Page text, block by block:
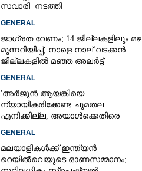
സവാരി നടത്തി
GENERAL
ജാഗ്രത വേണം; 14 ജില്ലകളിലും മഴ
മുന്നറിയിപ്പ്, നാളെ നാല് വടക്കൻ
ജില്ലകളിൽ മഞ്ഞ അലർട്ട്
GENERAL
'അർജുൻ ആയങ്കിയെ
ന്യായീകരിക്കേണ്ട ചുമതല
എനിക്കില്ല, അയാൾക്കെതിരെ
GENERAL
മലയാളികൾക്ക് ഇന്ത്യൻ
റെയിൽവെയുടെ ഓണസമ്മാനം;